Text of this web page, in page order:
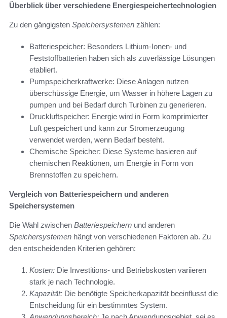
Überblick über verschiedene Energiespeichertechnologien
Zu den gängigsten Speichersystemen zählen:
Batteriespeicher: Besonders Lithium-Ionen- und
Feststoffbatterien haben sich als zuverlässige Lösungen
etabliert.
Pumpspeicherkraftwerke: Diese Anlagen nutzen
überschüssige Energie, um Wasser in höhere Lagen zu
pumpen und bei Bedarf durch Turbinen zu generieren.
Druckluftspeicher: Energie wird in Form komprimierter
Luft gespeichert und kann zur Stromerzeugung
verwendet werden, wenn Bedarf besteht.
Chemische Speicher: Diese Systeme basieren auf
chemischen Reaktionen, um Energie in Form von
Brennstoffen zu speichern.
Vergleich von Batteriespeichern und anderen
Speichersystemen
Die Wahl zwischen Batteriespeichern und anderen
Speichersystemen hängt von verschiedenen Faktoren ab. Zu
den entscheidenden Kriterien gehören:
Kosten: Die Investitions- und Betriebskosten variieren
stark je nach Technologie.
Kapazität: Die benötigte Speicherkapazität beeinflusst die
Entscheidung für ein bestimmtes System.